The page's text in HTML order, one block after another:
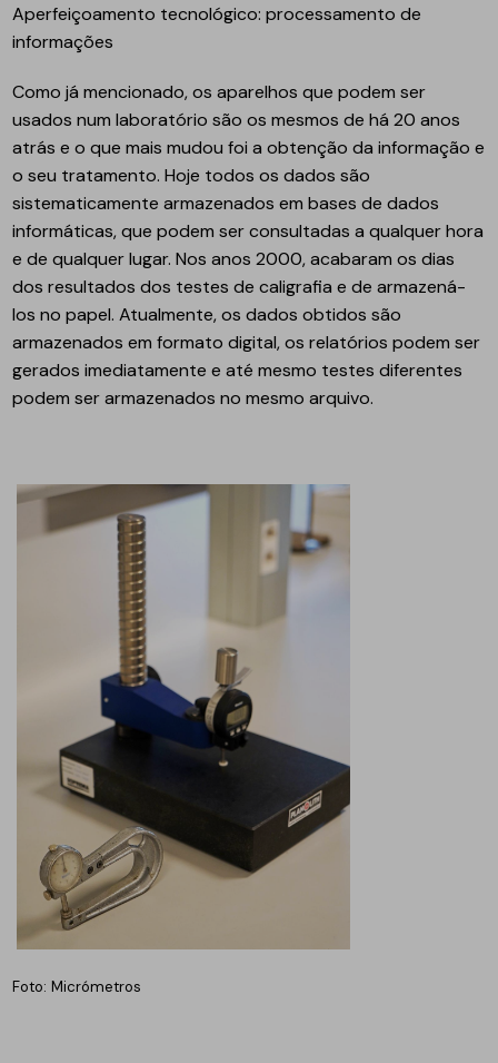
Aperfeiçoamento tecnológico: processamento de
informações
Como já mencionado, os aparelhos que podem ser
usados ​​num laboratório são os mesmos de há 20 anos
atrás e o que mais mudou foi a obtenção da informação e
o seu tratamento. Hoje todos os dados são
sistematicamente armazenados em bases de dados
informáticas, que podem ser consultadas a qualquer hora
e de qualquer lugar. Nos anos 2000, acabaram os dias
dos resultados dos testes de caligrafia e de armazená-
los no papel. Atualmente, os dados obtidos são
armazenados em formato digital, os relatórios podem ser
gerados imediatamente e até mesmo testes diferentes
podem ser armazenados no mesmo arquivo.
Foto: Micrómetros